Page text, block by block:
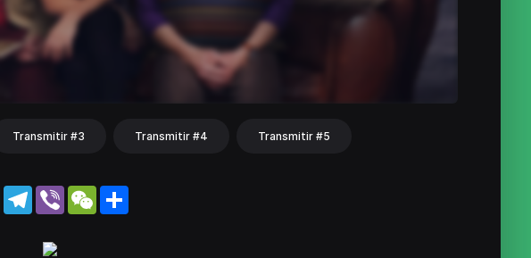
Transmitir #3 Transmitir #4 Transmitir #5
WhatsApp
Telegram
Viber WeChat